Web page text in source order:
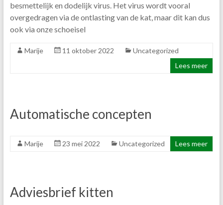
besmettelijk en dodelijk virus. Het virus wordt vooral
overgedragen via de ontlasting van de kat, maar dit kan dus
ook via onze schoeisel
Marije 11 oktober 2022
Uncategorized
Lees meer
Automatische concepten
Marije 23 mei 2022 Uncategorized Lees meer
Adviesbrief kitten